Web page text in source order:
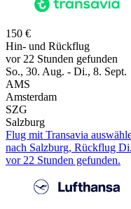
150 €
Hin- und Rückflug
vor 22 Stunden gefunden
So., 30. Aug. - Di., 8. Sept.
AMS
Amsterdam
SZG
Salzburg
Flug mit Transavia
nach Salzburg, Rückflug
vor 22 Stunden gefunden.